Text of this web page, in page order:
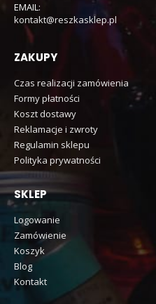
EMAIL:
kontakt@reszkasklep.pl
ZAKUPY
Czas realizacji zamówienia
Formy płatności
Koszt dostawy
Reklamacje i zwroty
Regulamin sklepu
Polityka prywatności
SKLEP
Logowanie
Zamówienie
Koszyk
Blog
Kontakt